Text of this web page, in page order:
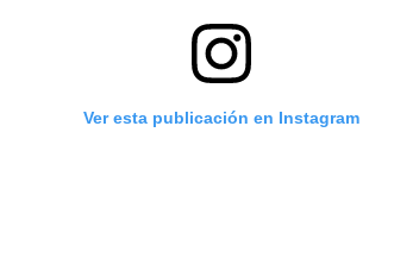
Ver esta publicación en Instagram